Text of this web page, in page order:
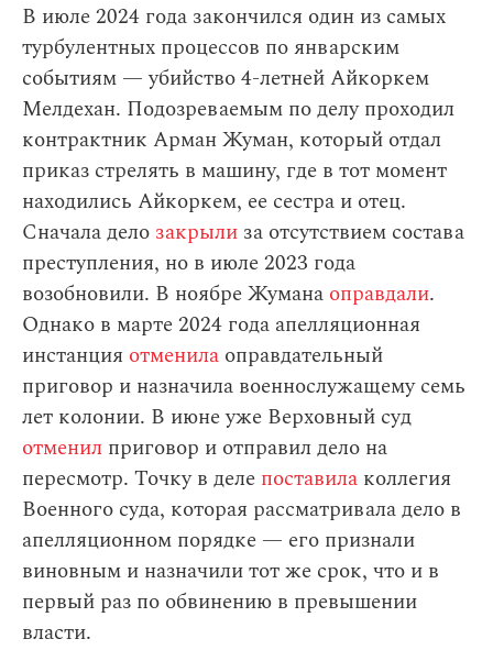
В июле 2024 года закончился один из самых
турбулентных процессов по январским
событиям — убийство 4-летней Айкоркем
Мелдехан. Подозреваемым по делу проходил
контрактник Арман Жуман, который отдал
приказ стрелять в машину, где в тот момент
находились Айкоркем, ее сестра и отец.
Сначала дело закрыли за отсутствием состава
преступления, но в июле 2023 года
возобновили. В ноябре Жумана оправдали.
Однако в марте 2024 года апелляционная
инстанция отменила оправдательный
приговор и назначила военнослужащему семь
лет колонии. В июне уже Верховный суд
отменил приговор и отправил дело на
пересмотр. Точку в деле поставила коллегия
Военного суда, которая рассматривала дело в
апелляционном порядке — его признали
виновным и назначили тот же срок, что и в
первый раз по обвинению в превышении
власти.